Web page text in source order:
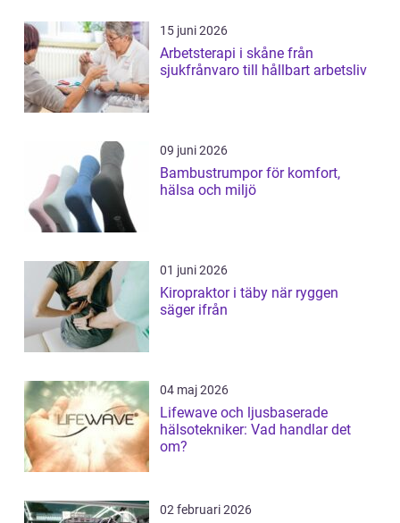
15 juni 2026
Arbetsterapi i skåne från
sjukfrånvaro till hållbart arbetsliv
09 juni 2026
Bambustrumpor för komfort,
hälsa och miljö
01 juni 2026
Kiropraktor i täby när ryggen
säger ifrån
04 maj 2026
Lifewave och ljusbaserade
hälsotekniker: Vad handlar det
om?
02 februari 2026